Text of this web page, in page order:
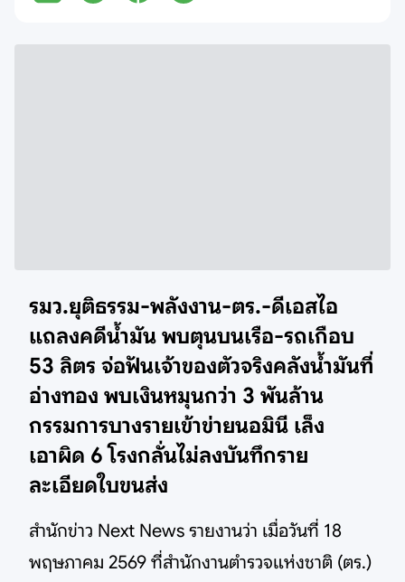
รมว.ยุติธรรม-พลังงาน-ตร.-ดีเอสไอ
แถลงคดีน้ำมัน พบตุนบนเรือ-รถเกือบ
53 ลิตร จ่อฟันเจ้าของตัวจริงคลังน้ำมันที่
อ่างทอง พบเงินหมุนกว่า 3 พันล้าน
กรรมการบางรายเข้าข่ายนอมินี เล็ง
เอาผิด 6 โรงกลั่นไม่ลงบันทึกราย
ละเอียดใบขนส่ง
สำนักข่าว Next News รายงานว่า เมื่อวันที่ 18
พฤษภาคม 2569 ที่สำนักงานตำรวจแห่งชาติ (ตร.)